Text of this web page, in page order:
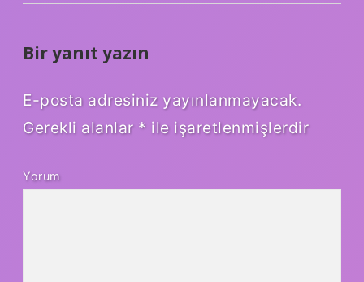
Bir yanıt yazın
E-posta adresiniz yayınlanmayacak.
Gerekli alanlar * ile işaretlenmişlerdir
Yorum